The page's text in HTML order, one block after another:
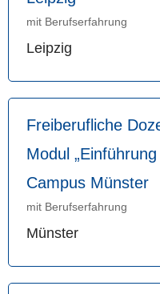
mit Berufserfahrung
Leipzig
Freiberufliche
Modul
Campus Münster
mit Berufserfahrung
Münster